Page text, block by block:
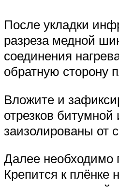
После укладки
разреза медной
соединения
обратную сторону
Вложите и
отрезков
заизолированы от
Далее необходимо
Крепится к